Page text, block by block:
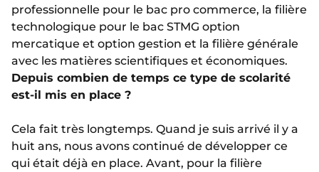
professionnelle pour le bac pro commerce, la filière
technologique pour le bac STMG option
mercatique et option gestion et la filière générale
avec les matières scientifiques et économiques.
Depuis combien de temps ce type de scolarité
est-il mis en place ?
Cela fait très longtemps. Quand je suis arrivé il y a
huit ans, nous avons continué de développer ce
qui était déjà en place. Avant, pour la filière